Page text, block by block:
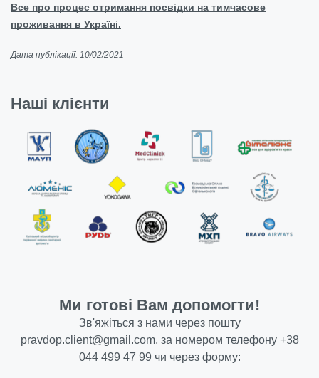
Все про процес отримання посвідки на тимчасове
проживання в Україні.
Дата публікації: 10/02/2021
Наші клієнти
Ми готові Вам допомогти!
Зв'яжіться з нами через пошту
pravdop.client@gmail.com, за номером телефону +38
044 499 47 99 чи через форму: